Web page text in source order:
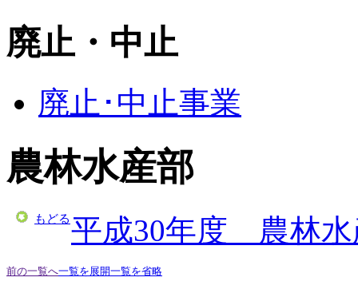
廃止・中止
廃止･中止事業
農林水産部
もどる平成30年度 農林水
前の一覧へ一覧を展開一覧を省略